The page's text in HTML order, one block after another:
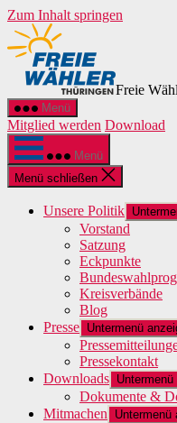
Zum Inhalt springen
Freie
Menü
Mitglied werden Download
Menü
Menü schließen
Unsere Politik
Vorstand
Satzung
Eckpunkte
Kreisverbände
Blog
Presse Untermenü
Pressekontakt
Downloads
Dokumente &
Mitmachen
Untermenü